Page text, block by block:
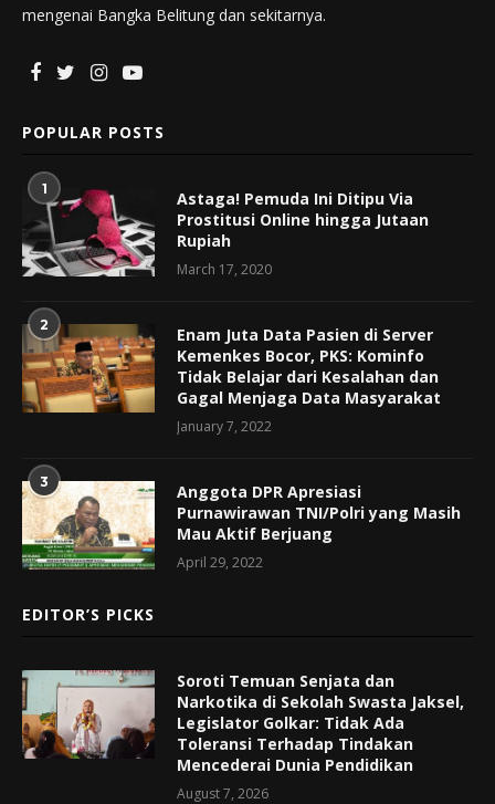
mengenai Bangka Belitung dan sekitarnya.
POPULAR POSTS
1
Astaga! Pemuda Ini Ditipu Via
Prostitusi Online hingga Jutaan
Rupiah
March 17, 2020
2
Enam Juta Data Pasien di Server
Kemenkes Bocor, PKS: Kominfo
Tidak Belajar dari Kesalahan dan
Gagal Menjaga Data Masyarakat
January 7, 2022
3
Anggota DPR Apresiasi
Purnawirawan TNI/Polri yang Masih
Mau Aktif Berjuang
April 29, 2022
EDITOR’S PICKS
Soroti Temuan Senjata dan
Narkotika di Sekolah Swasta Jaksel,
Legislator Golkar: Tidak Ada
Toleransi Terhadap Tindakan
Mencederai Dunia Pendidikan
August 7, 2026